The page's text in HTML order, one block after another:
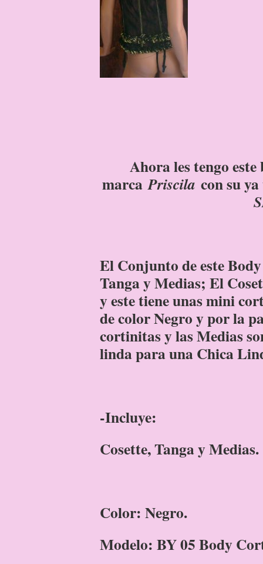
Ahora les tengo
marcaPriscila con su
El Conjunto de este
Tanga y Medias; El
y este tiene unas mini
de color Negro y por la
cortinitas y las Medias
linda para una Chica
-Incluye:
Cosette, Tanga y Medias.
Color: Negro.
Modelo: BY 05 Body